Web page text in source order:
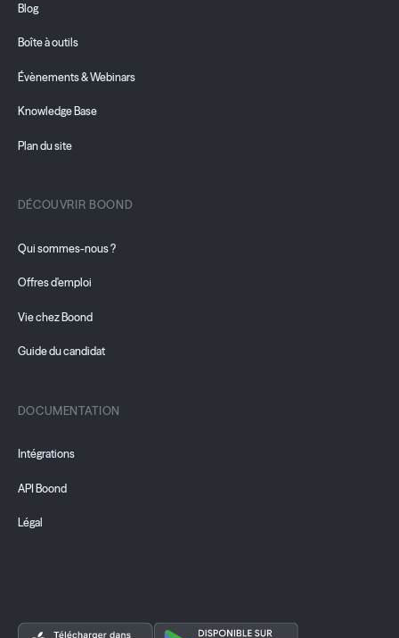
Blog
Boîte à outils
Évènements & Webinars
Knowledge Base
Plan du site
DÉCOUVRIR BOOND
Qui sommes-nous ?
Offres d'emploi
Vie chez Boond
Guide du candidat
DOCUMENTATION
Intégrations
API Boond
Légal